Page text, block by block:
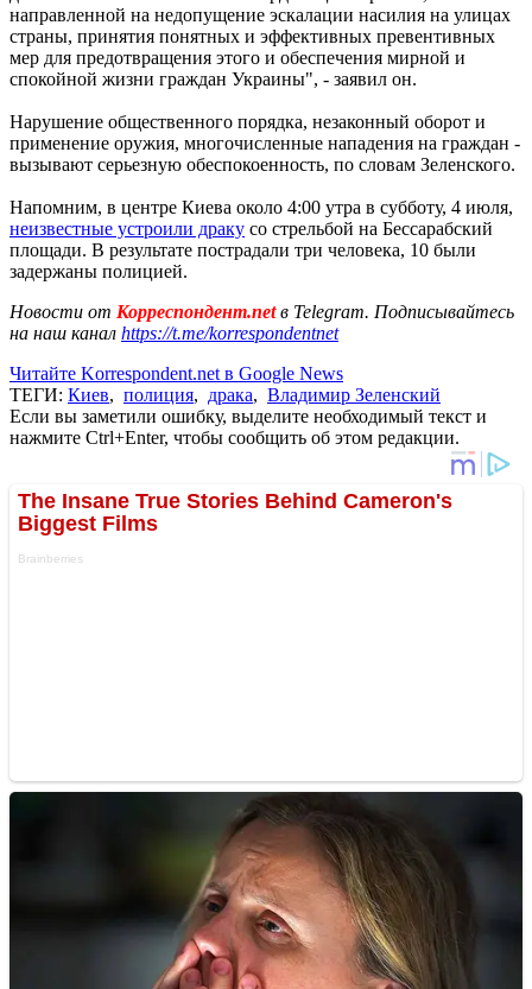
направленной на недопущение эскалации насилия на улицах
страны, принятия понятных и эффективных превентивных
мер для предотвращения этого и обеспечения мирной и
спокойной жизни граждан Украины", - заявил он.
Нарушение общественного порядка, незаконный оборот и
применение оружия, многочисленные нападения на граждан -
вызывают серьезную обеспокоенность, по словам Зеленского.
Напомним, в центре Киева около 4:00 утра в субботу, 4 июля,
неизвестные устроили драку со стрельбой на Бессарабский
площади. В результате пострадали три человека, 10 были
задержаны полицией.
Новости от Корреспондент.netв Telegram. Подписывайтесь
на наш канал https://t.me/korrespondentnet
Читайте Korrespondent.net в Google News
ТЕГИ: Киев, полиция, драка, Владимир Зеленский
Если вы заметили ошибку, выделите необходимый текст и
нажмите Ctrl+Enter, чтобы сообщить об этом редакции.